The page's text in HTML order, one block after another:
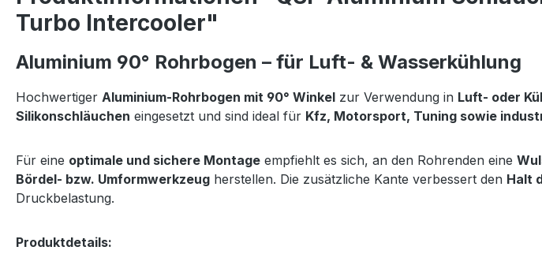
Turbo Intercooler"
Aluminium 90° Rohrbogen – für Luft- & Wasserkühlung
Hochwertiger Aluminium-Rohrbogen mit 90° Winkel zur Verwendung in Luft- oder
Silikonschläuchen eingesetzt und sind ideal für Kfz, Motorsport, Tuning sowie
Für eine optimale und sichere Montage empfiehlt es sich, an den Rohrenden eine
Bördel- bzw. Umformwerkzeug herstellen. Die zusätzliche Kante verbessert den Halt
Druckbelastung.
Produktdetails: